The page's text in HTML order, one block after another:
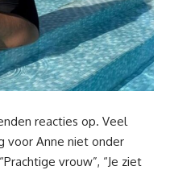
reacties op. Veel
voor Anne niet onder
vrouw”, “Je ziet